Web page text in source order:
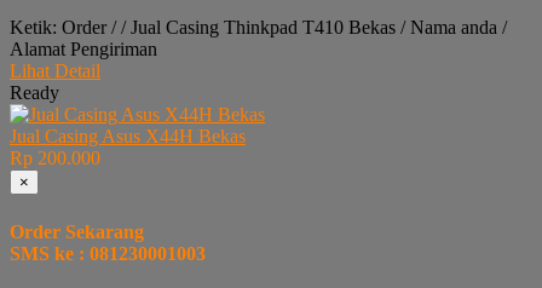
Ketik: Order / / Jual Casing Thinkpad T410 Bekas / Nama anda /
Alamat Pengiriman
Lihat Detail
Ready
Jual Casing Asus X44H Bekas
Rp 200.000
×
Order Sekarang
SMS ke : 081230001003